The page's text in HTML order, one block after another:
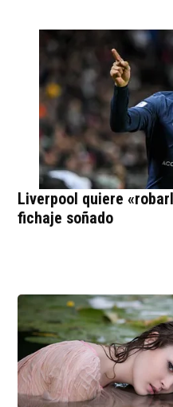
Liverpool quiere
fichaje soñado